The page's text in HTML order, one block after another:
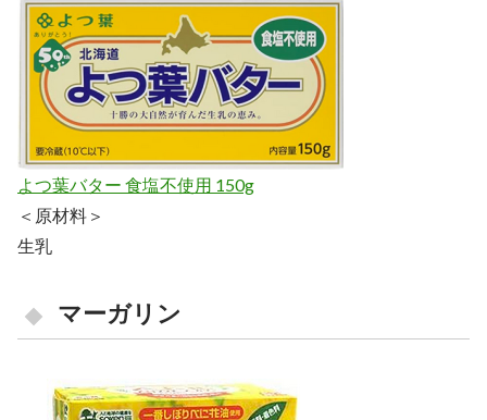
よつ葉バター 食塩不使用 150g
＜原材料＞
生乳
マーガリン